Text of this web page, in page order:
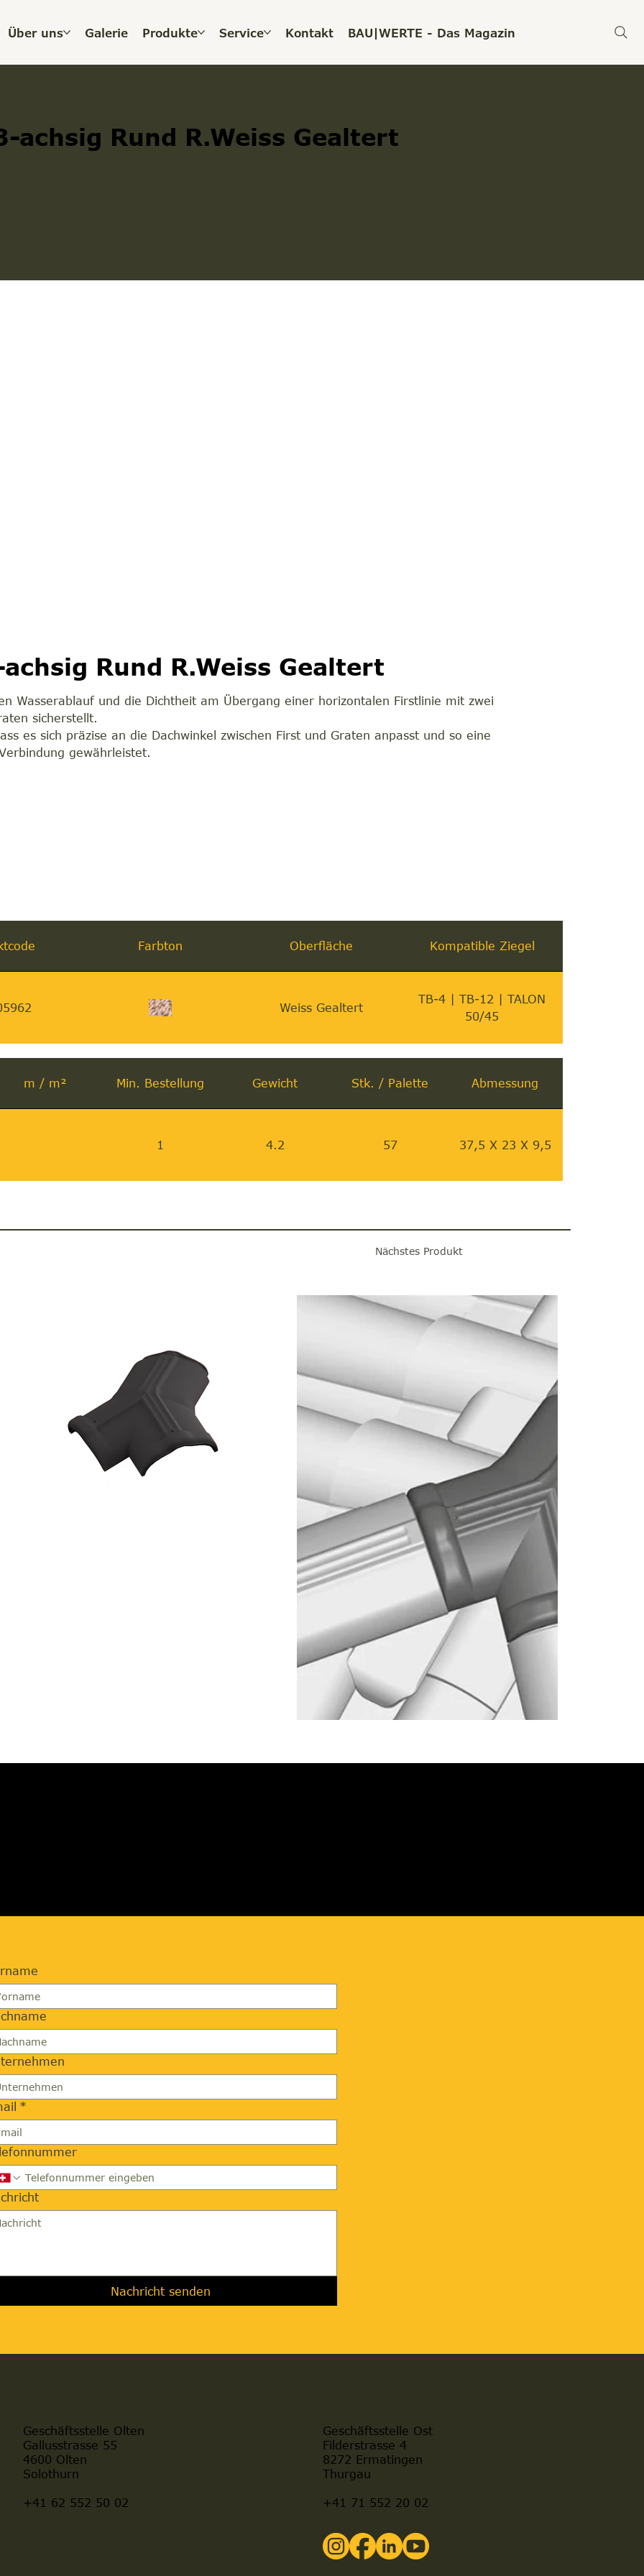
Über uns Galerie Produkte Service Kontakt BAU|WERTE - Das Magazin
achsig Rund R.Weiss Gealtert
Rund R.Weiss Gealtert
Wasserablauf und die Dichtheit am Übergang einer horizontalen Firstlinie mit zwei
sicherstellt.
es sich präzise an die Dachwinkel zwischen First und Graten anpasst und so eine
gewährleistet.
Farbton Oberfläche Kompatible Ziegel
Weiss Gealtert
TB-4 | TB-12 | TALON
50/45
m / m² Min. Bestellung Gewicht Stk. / Palette Abmessung
1 4.2 57 37,5 X 23 X 9,5
Nächstes Produkt
*
Nachricht senden
Geschäftsstelle Olten
Gallusstrasse 55
4600 Olten
Geschäftsstelle Ost
Filderstrasse 4
8272 Ermatingen
Solothurn
+41 62 552 50 02
Thurgau
+41 71 552 20 02